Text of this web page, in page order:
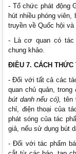
- Tổ chức phát động
hút nhiều phóng
truyền về Quốc hội và
- Là cơ quan có tác
chung khảo.
ĐIỀU 7. CÁCH THỨC
- Đối với tất cả các
quan chủ quản,
bút danh nếu có), tên
chỉ, điện thoại của
phát sóng của tác
giả, nếu sử dụng bút
- Đối với tác phẩm